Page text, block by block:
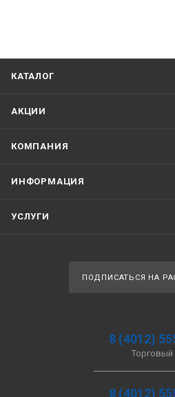
КАТАЛОГ
АКЦИИ
КОМПАНИЯ
ИНФОРМАЦИЯ
УСЛУГИ
ПОДПИСАТЬСЯ НА
8 (4012)
Торговый
8 (4012)